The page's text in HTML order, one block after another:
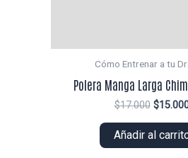
Cómo Entrenar a tu
Polera Manga Larga
$17.000 El
original
era:
$
Añadir al